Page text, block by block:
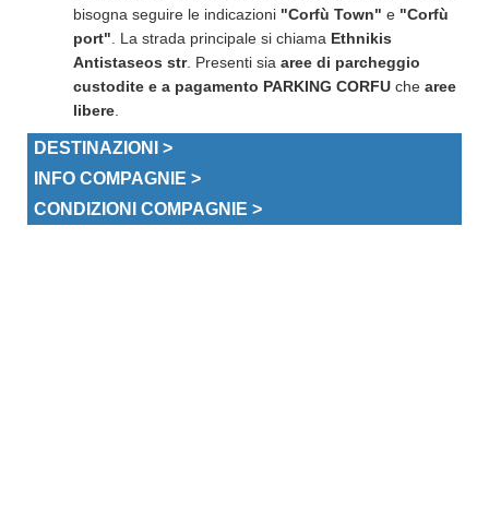
bisogna seguire le indicazioni "Corfù Town" e "Corfù
port" . La strada principale si chiama Ethnikis
Antistaseos str. Presenti sia aree di parcheggio
custodite e a pagamento PARKING CORFU che aree
libere
DESTINAZIONI >
INFO COMPAGNIE >
CONDIZIONI COMPAGNIE >